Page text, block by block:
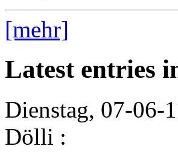
[mehr]
Latest entries
Dienstag, 07-06-
Dölli :